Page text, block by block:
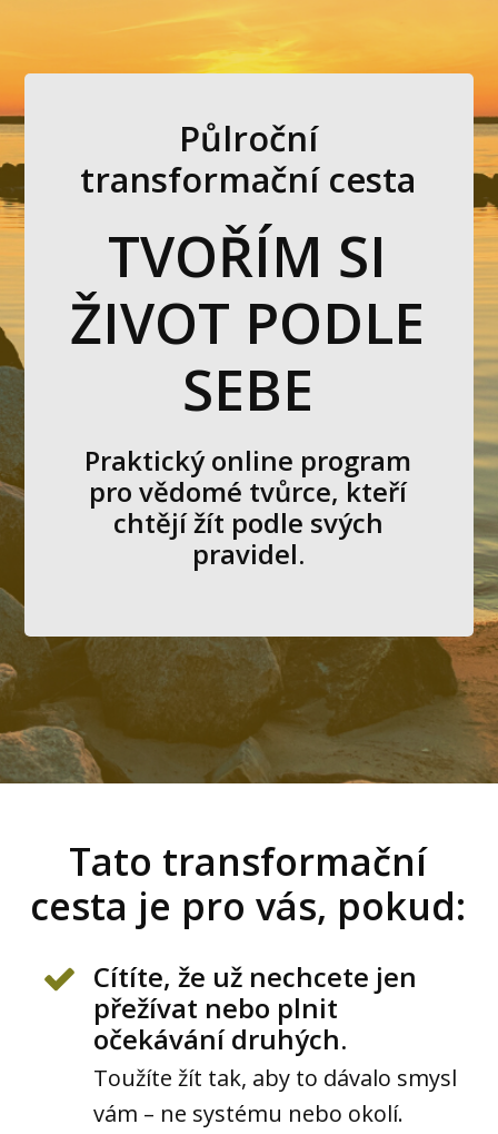
Půlroční
transformační cesta
TVOŘÍM SI
ŽIVOT PODLE
SEBE
Praktický online program
pro vědomé tvůrce, kteří
chtějí žít podle svých
pravidel.
Tato transformační
cesta je pro vás, pokud:
Cítíte, že už nechcete jen
přežívat nebo plnit
očekávání druhých.
Toužíte žít tak, aby to dávalo smysl
vám – ne systému nebo okolí.